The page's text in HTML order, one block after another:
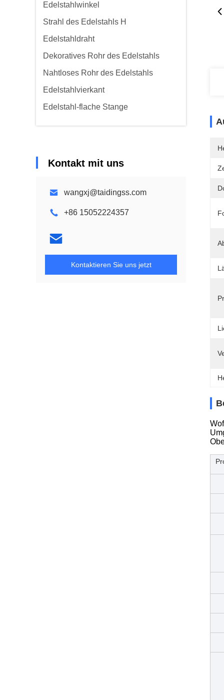
Edelstahlwinkel
Strahl des Edelstahls H
Edelstahldraht
Dekoratives Rohr des Edelstahls
Nahtloses Rohr des Edelstahls
Edelstahlvierkant
Edelstahl-flache Stange
Kontakt mit uns
wangxj@taidingss.com
+86 15052224357
Kontaktieren Sie uns jetzt